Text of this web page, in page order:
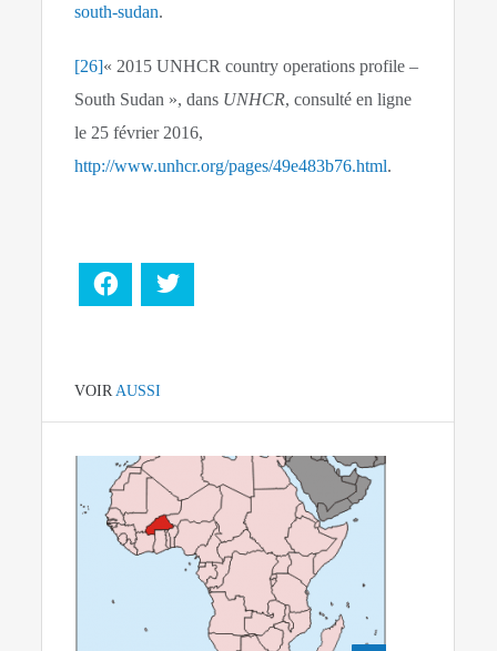
south-sudan.
[26]« 2015 UNHCR country operations profile –
South Sudan », dans UNHCR, consulté en ligne
le 25 février 2016,
http://www.unhcr.org/pages/49e483b76.html.
Facebook
VOIRAUSSI